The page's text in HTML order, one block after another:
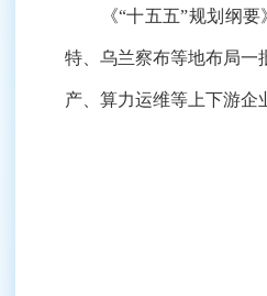
《“十五五”规划纲要》
特、乌兰察布等地布局一
产、算力运维等上下游企